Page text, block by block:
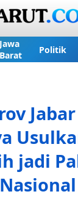
Jawa
Barat
Politik
jadi
Nasional